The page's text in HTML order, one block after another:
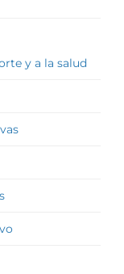
y a la salud